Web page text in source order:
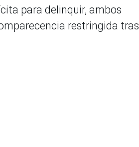
para delinquir, ambos
restringida tras